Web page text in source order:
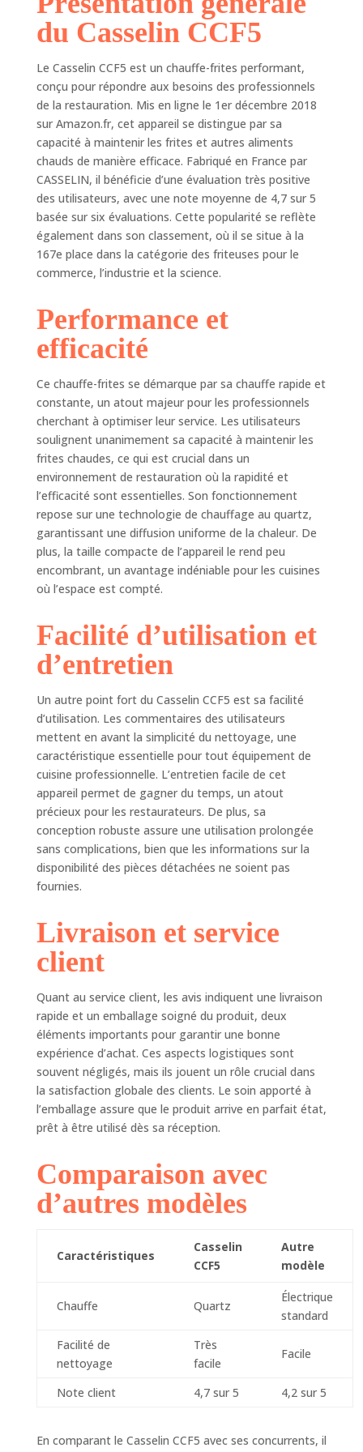
du Casselin CCF5
Le Casselin CCF5 est un chauffe-frites performant,
conçu pour répondre aux besoins des professionnels
de la restauration. Mis en ligne le 1er décembre 2018
sur Amazon.fr, cet appareil se distingue par sa
capacité à maintenir les frites et autres aliments
chauds de manière efficace. Fabriqué en France par
CASSELIN, il bénéficie d’une évaluation très positive
des utilisateurs, avec une note moyenne de 4,7 sur 5
basée sur six évaluations. Cette popularité se reflète
également dans son classement, où il se situe à la
167e place dans la catégorie des friteuses pour le
commerce, l’industrie et la science.
Performance et
efficacité
Ce chauffe-frites se démarque par sa chauffe rapide et
constante, un atout majeur pour les professionnels
cherchant à optimiser leur service. Les utilisateurs
soulignent unanimement sa capacité à maintenir les
frites chaudes, ce qui est crucial dans un
environnement de restauration où la rapidité et
l’efficacité sont essentielles. Son fonctionnement
repose sur une technologie de chauffage au quartz,
garantissant une diffusion uniforme de la chaleur. De
plus, la taille compacte de l’appareil le rend peu
encombrant, un avantage indéniable pour les cuisines
où l’espace est compté.
Facilité d’utilisation et
d’entretien
Un autre point fort du Casselin CCF5 est sa facilité
d’utilisation. Les commentaires des utilisateurs
mettent en avant la simplicité du nettoyage, une
caractéristique essentielle pour tout équipement de
cuisine professionnelle. L’entretien facile de cet
appareil permet de gagner du temps, un atout
précieux pour les restaurateurs. De plus, sa
conception robuste assure une utilisation prolongée
sans complications, bien que les informations sur la
disponibilité des pièces détachées ne soient pas
fournies.
Livraison et service
client
Quant au service client, les avis indiquent une livraison
rapide et un emballage soigné du produit, deux
éléments importants pour garantir une bonne
expérience d’achat. Ces aspects logistiques sont
souvent négligés, mais ils jouent un rôle crucial dans
la satisfaction globale des clients. Le soin apporté à
l’emballage assure que le produit arrive en parfait état,
prêt à être utilisé dès sa réception.
Comparaison avec
d’autres modèles
Caractéristiques
Casselin
CCF5
Autre
modèle
Chauffe Quartz
Électrique
standard
Facilité de
nettoyage
Très
facile
Facile
Note client 4,7 sur 5 4,2 sur 5
En comparant le Casselin CCF5 avec ses concurrents, il